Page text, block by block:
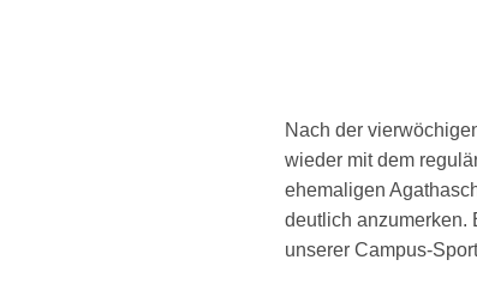
Nach der
wieder mit dem
ehemaligen
deutlich anzumerken.
unserer Campus-